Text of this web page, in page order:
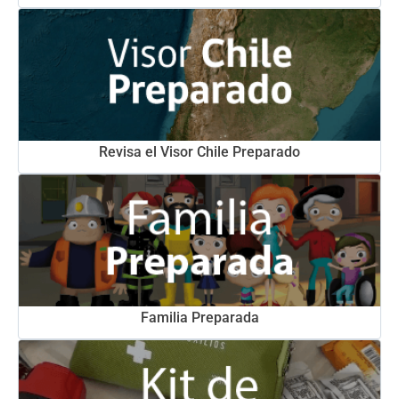
Revisa el Visor Chile Preparado
Familia Preparada